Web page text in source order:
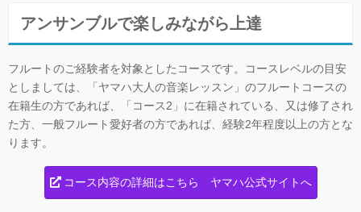
アンサンブルで楽しみながら上達
フルートのご経験者を対象としたコースです。コースレベルの目安
としましては、「ヤマハ大人の音楽レッスン」のフルートコースの
在籍生の方であれば、「コース2」に在籍されている、又は修了され
た方、一般フルート愛好者の方であれば、経験2年程度以上の方とな
ります。
コース内容の詳細はこちら ヤマハ公式サイトへ